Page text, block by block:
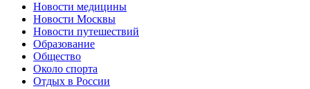
Новости медицины
Новости Москвы
Новости путешествий
Образование
Общество
Около спорта
Отдых в России